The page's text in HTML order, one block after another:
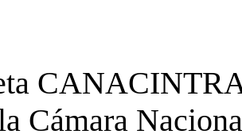
Cámara